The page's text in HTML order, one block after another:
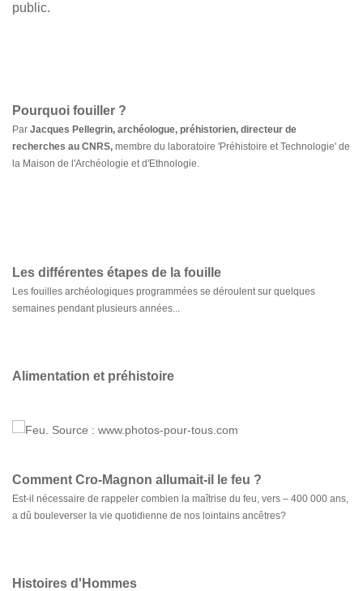
public.
Pourquoi fouiller ?
Par Jacques Pellegrin, archéologue, préhistorien, directeur de
recherches au CNRS, membre du laboratoire 'Préhistoire et Technologie' de
la Maison de l'Archéologie et d'Ethnologie.
Les différentes étapes de la fouille
Les fouilles archéologiques programmées se déroulent sur quelques
semaines pendant plusieurs années...
Alimentation et préhistoire
Comment Cro-Magnon allumait-il le feu ?
Est-il nécessaire de rappeler combien la maîtrise du feu, vers – 400 000 ans,
a dû bouleverser la vie quotidienne de nos lointains ancêtres?
Histoires d'Hommes